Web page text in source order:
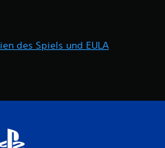
des Spiels und EULA